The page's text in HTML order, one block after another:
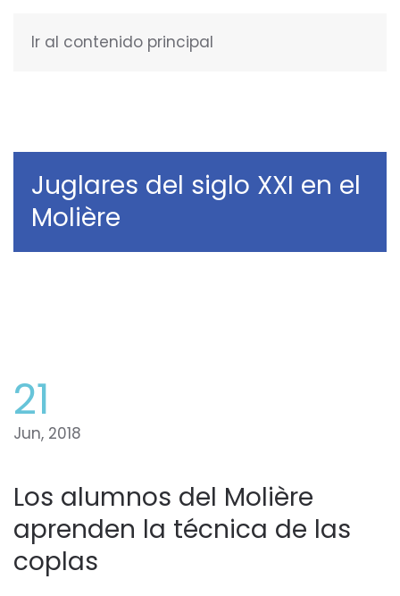
Ir al contenido principal
Juglares del siglo XXI en el
Molière
21
Jun, 2018
Los alumnos del Molière
aprenden la técnica de las
coplas